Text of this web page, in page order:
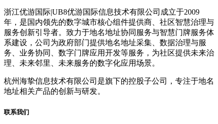
浙江优游国际|UB8优游国际信息技术有限公司成立于2009
年，是国内领先的数字城市核心组件提供商、社区智慧治理与
服务创新引导者。致力于地名地址协同服务与智慧门牌服务体
系建设，公司为政府部门提供地名地址采集、数据治理与服
务、业务协同、数字门牌应用开发等服务，为社区提供未来治
理、未来邻里、未来服务的数字化应用场景。
杭州海挚信息技术有限公司是旗下的控股子公司，专注于地名
地址相关产品的创新与研发。
联系我们